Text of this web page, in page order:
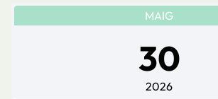
MAIG
30
2026